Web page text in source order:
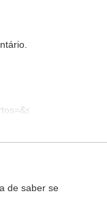
o
de saber se